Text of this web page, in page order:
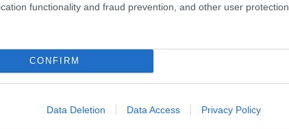
functionality and fraud prevention, and other user protection.
CONFIRM
Data Deletion Data Access Privacy Policy
σχετικά χρονοβόρες και θα πάρουν